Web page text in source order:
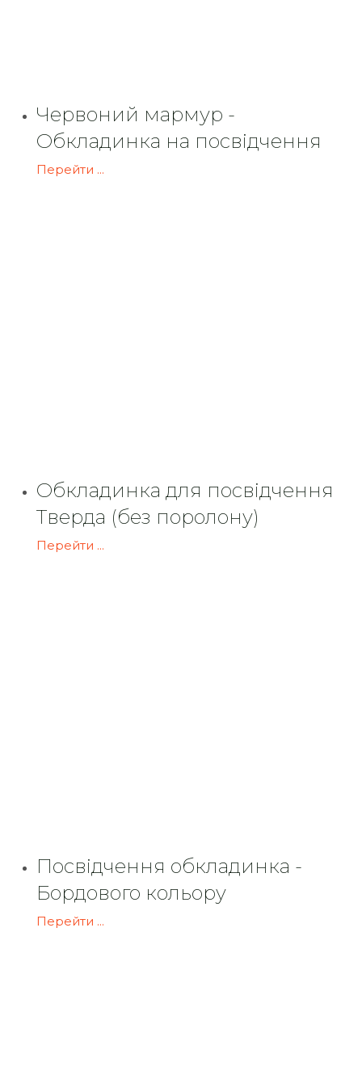
Червоний мармур -
Обкладинка на посвідчення
Перейти ...
Обкладинка для посвідчення
Тверда (без поролону)
Перейти ...
Посвідчення обкладинка -
Бордового кольору
Перейти ...